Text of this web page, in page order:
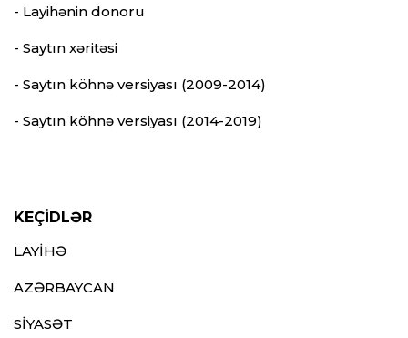
- Layihənin donoru
- Saytın xəritəsi
- Saytın köhnə versiyası (2009-2014)
- Saytın köhnə versiyası (2014-2019)
KEÇİDLƏR
LAYİHƏ
AZƏRBAYCAN
SİYASƏT